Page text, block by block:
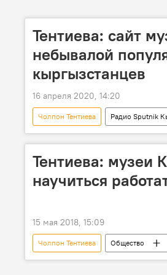
Тентиева: сайт
небывалой
кыргызстанцев
16 апреля 2020, 14:20
Чолпон Тентиева Радио Sputnik
картина
скульптура
Тентиева: музеи
научиться
15 мая 2018, 15:09
Чолпон Тентиева Общество
библиотека
музей